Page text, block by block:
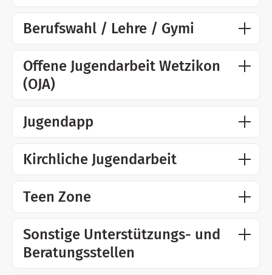
Berufswahl / Lehre / Gymi
Offene Jugendarbeit Wetzikon
(OJA)
Jugendapp
Kirchliche Jugendarbeit
Teen Zone
Sonstige Unterstützungs- und
Beratungsstellen